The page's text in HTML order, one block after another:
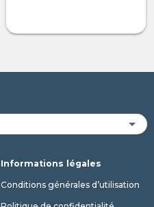
Informations légales
Conditions générales d’utilisation